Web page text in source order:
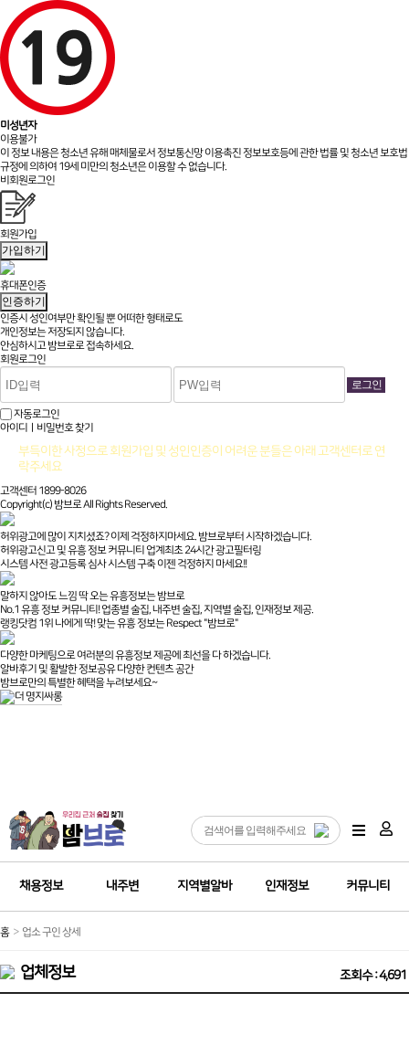
미성년자
이용불가
이 정보 내용은 청소년 유해 매체물로서 정보통신망 이용촉진 정보보호등에 관한 법률 및 청소년 보호법
규정에 의하여 19세 미만의 청소년은 이용할 수 없습니다.
비회원로그인
회원가입
가입하기
휴대폰인증
인증하기
인증시 성인여부만 확인될 뿐어떠한 형태로도
개인정보는 저장되지 않습니다.
안심하시고 밤브로로 접속하세요.
회원로그인
자동로그인
아이디ㅣ비밀번호 찾기
부득이한 사정으로 회원가입 및 성인인증이 어려운 분들은 아래 고객센터로 연
락주세요
고객센터 1899-8026
Copyright(c) 밤브로 All Rights Reserved.
허위광고에 많이 지치셨죠? 이제 걱정하지마세요. 밤브로부터 시작하겠습니다.
허위광고신고 및 유흥 정보 커뮤니티 업계최초 24시간 광고필터링
시스템 사전 광고등록 심사 시스템 구축 이젠 걱정하지 마세요!!
말하지 않아도 느낌 딱 오는 유흥정보는 밤브로
No.1 유흥 정보 커뮤니티! 업종별 술집, 내주변 술집, 지역별 술집, 인재정보 제공.
랭킹닷컴 1위 나에게 딱! 맞는 유흥 정보는 Respect "밤브로"
다양한 마케팅으로 여러분의 유흥정보 제공에 최선을 다 하겠습니다.
알바후기 및 활발한 정보공유 다양한 컨텐츠 공간
밤브로만의 특별한 혜택을 누려보세요~
채용정보 내주변 지역별알바 인재정보 커뮤니티
홈 업소 구인 상세
업체정보 조회수 : 4,691